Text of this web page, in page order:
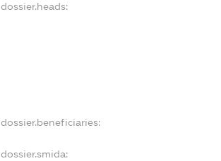
dossier.heads:
dossier.beneficiaries:
dossier.smida: